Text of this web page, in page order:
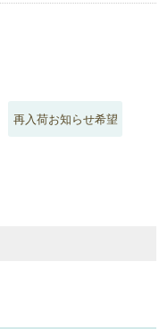
再入荷お知らせ希望